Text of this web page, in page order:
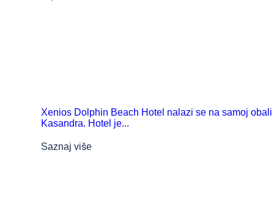
Xenios Dolphin Beach Hotel nalazi se na samoj
Kasandra. Hotel je...
Saznaj više